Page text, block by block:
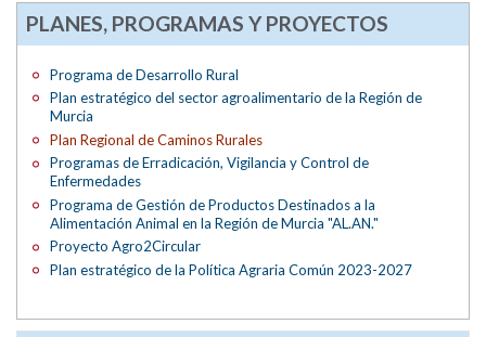
PLANES, PROGRAMAS Y PROYECTOS
Programa de Desarrollo Rural
Plan estratégico del sector agroalimentario de la Región de
Murcia
Plan Regional de Caminos Rurales
Programas de Erradicación, Vigilancia y Control de
Enfermedades
Programa de Gestión de Productos Destinados a la
Alimentación Animal en la Región de Murcia "AL.AN."
Proyecto Agro2Circular
Plan estratégico de la Política Agraria Común 2023-2027